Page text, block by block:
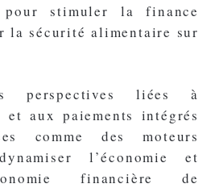
stimuler la finance
la sécurité alimentaire sur
perspectives liées à
et aux paiements intégrés
comme des moteurs
l’économie et
financière de